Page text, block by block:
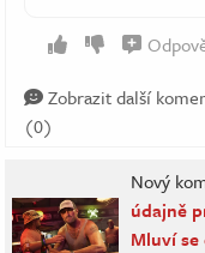
Zobrazit další
(0)
Nový
údajně
Mluví